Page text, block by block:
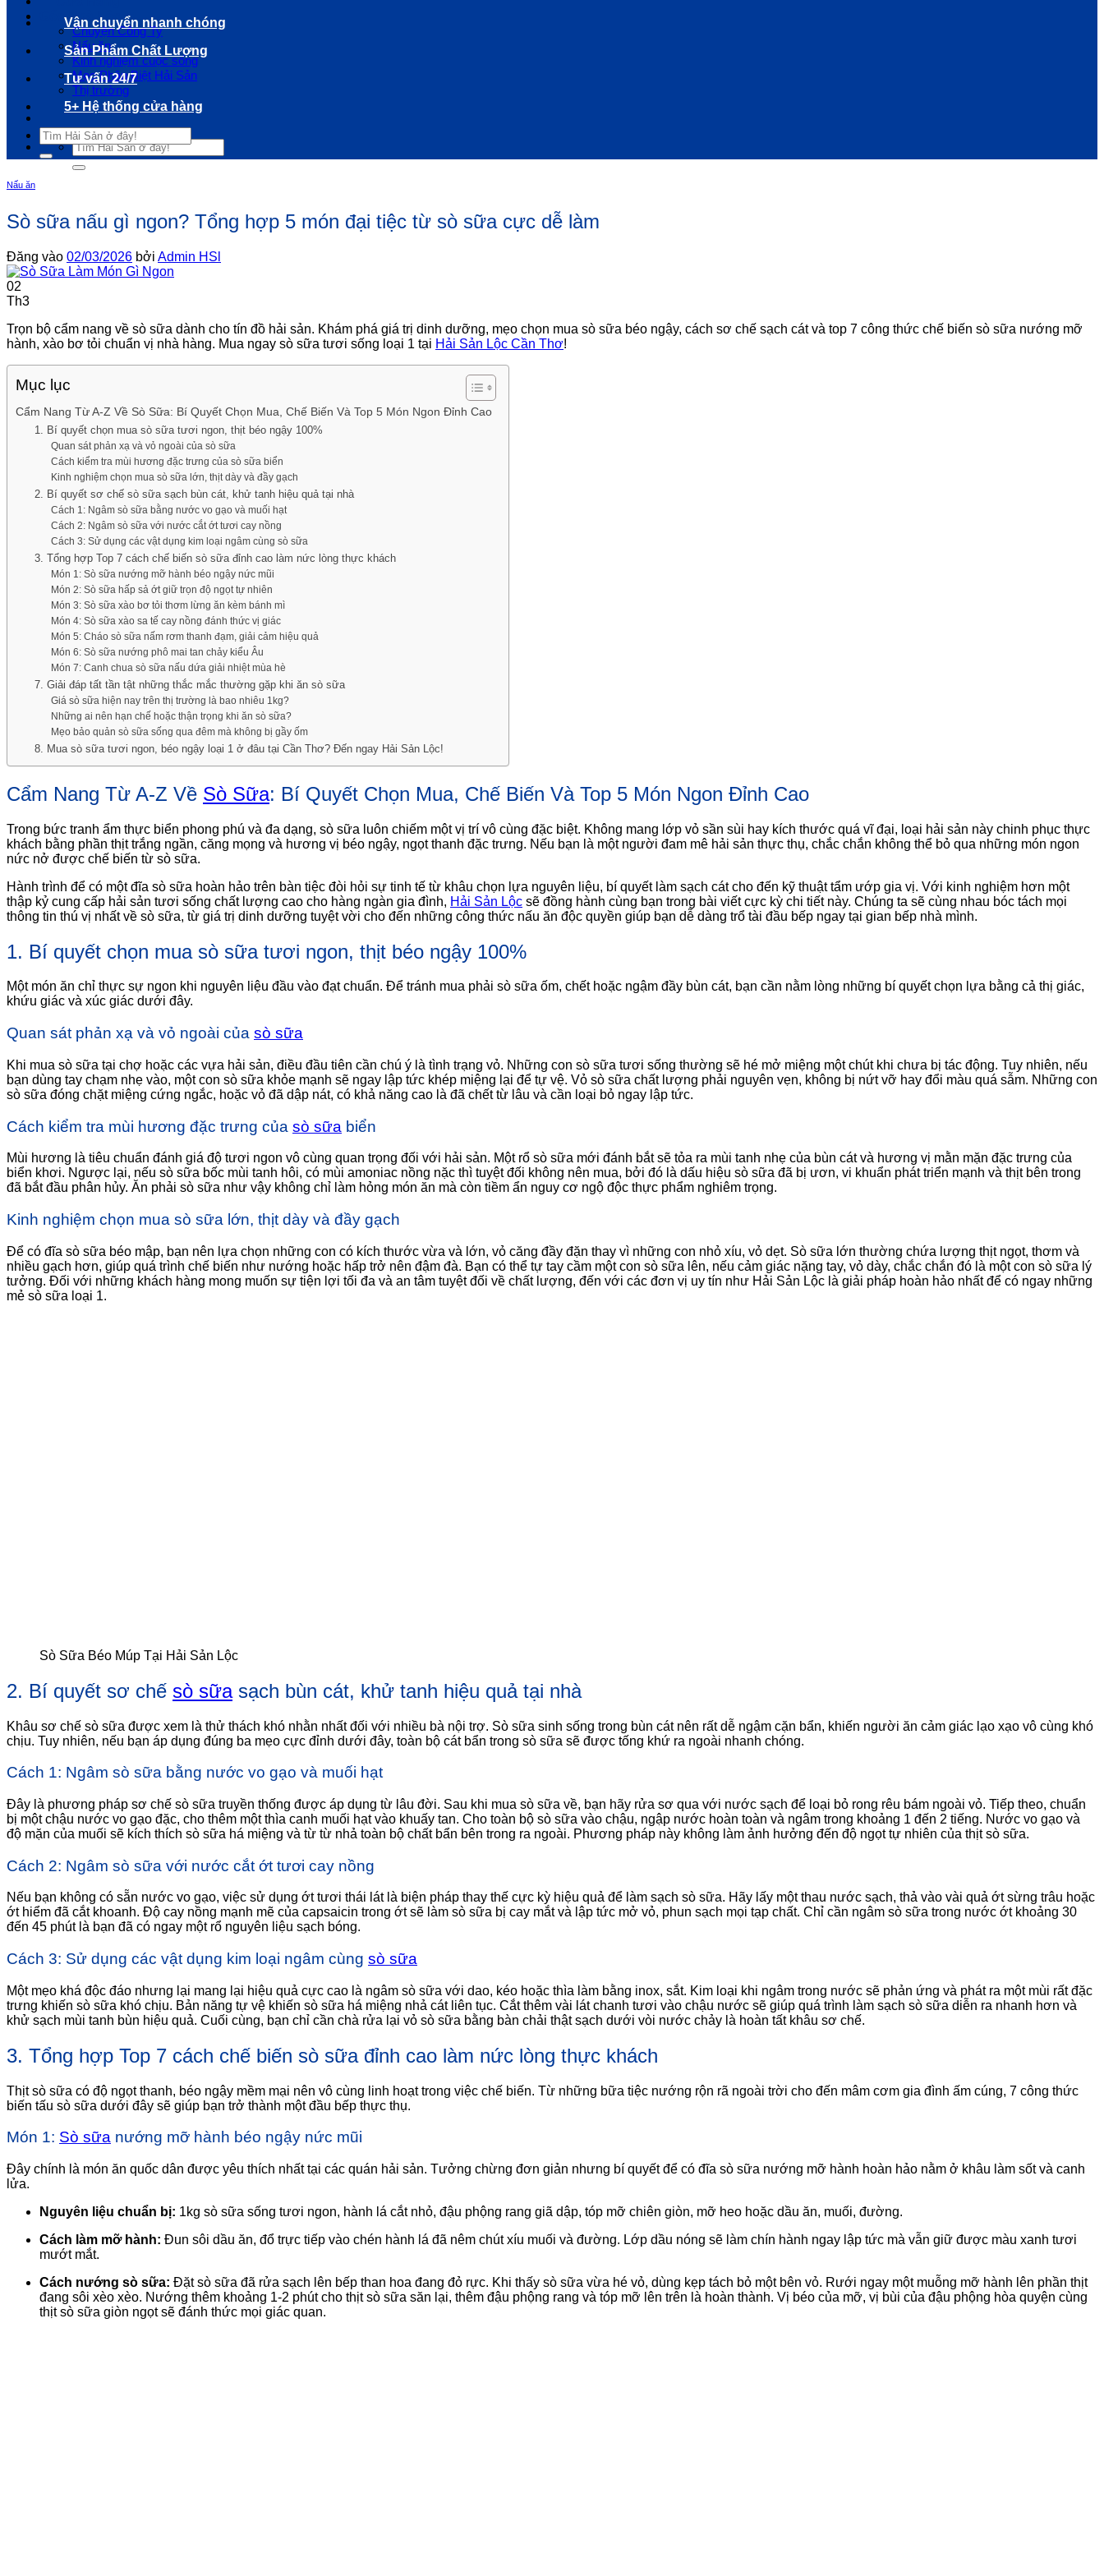
Gốc Nhà Lộc
Chuyện Công Ty
Nấu ăn
Kinh nghiệm cuộc sống
Mẹo Phân Biệt Hải Sản
Thị trường
Tìm
kiếm:
Vận chuyển nhanh chóng
Sản Phẩm Chất Lượng
Tư vấn 24/7
5+ Hệ thống cửa hàng
Tìm
kiếm:
Nấu ăn
Sò sữa nấu gì ngon? Tổng hợp 5 món đại tiệc từ sò sữa cực dễ làm
Đăng vào 02/03/2026 bởi Admin HSl
02
Th3
Trọn bộ cẩm nang về sò sữa dành cho tín đồ hải sản. Khám phá giá trị dinh dưỡng, mẹo chọn mua sò sữa béo ngậy, cách sơ chế sạch cát và top 7 công thức chế biến sò sữa nướng mỡ
hành, xào bơ tỏi chuẩn vị nhà hàng. Mua ngay sò sữa tươi sống loại 1 tại Hải Sản Lộc Cần Thơ!
Mục lục
Cẩm Nang Từ A-Z Về Sò Sữa: Bí Quyết Chọn Mua, Chế Biến Và Top 5 Món Ngon Đỉnh Cao
1. Bí quyết chọn mua sò sữa tươi ngon, thịt béo ngậy 100%
Quan sát phản xạ và vỏ ngoài của sò sữa
Cách kiểm tra mùi hương đặc trưng của sò sữa biển
Kinh nghiệm chọn mua sò sữa lớn, thịt dày và đầy gạch
2. Bí quyết sơ chế sò sữa sạch bùn cát, khử tanh hiệu quả tại nhà
Cách 1: Ngâm sò sữa bằng nước vo gạo và muối hạt
Cách 2: Ngâm sò sữa với nước cắt ớt tươi cay nồng
Cách 3: Sử dụng các vật dụng kim loại ngâm cùng sò sữa
3. Tổng hợp Top 7 cách chế biến sò sữa đỉnh cao làm nức lòng thực khách
Món 1: Sò sữa nướng mỡ hành béo ngậy nức mũi
Món 2: Sò sữa hấp sả ớt giữ trọn độ ngọt tự nhiên
Món 3: Sò sữa xào bơ tỏi thơm lừng ăn kèm bánh mì
Món 4: Sò sữa xào sa tế cay nồng đánh thức vị giác
Món 5: Cháo sò sữa nấm rơm thanh đạm, giải cảm hiệu quả
Món 6: Sò sữa nướng phô mai tan chảy kiểu Âu
Món 7: Canh chua sò sữa nấu dứa giải nhiệt mùa hè
7. Giải đáp tất tần tật những thắc mắc thường gặp khi ăn sò sữa
Giá sò sữa hiện nay trên thị trường là bao nhiêu 1kg?
Những ai nên hạn chế hoặc thận trọng khi ăn sò sữa?
Mẹo bảo quản sò sữa sống qua đêm mà không bị gầy ốm
8. Mua sò sữa tươi ngon, béo ngậy loại 1 ở đâu tại Cần Thơ? Đến ngay Hải Sản Lộc!
Cẩm Nang Từ A-Z Về Sò Sữa: Bí Quyết Chọn Mua, Chế Biến Và Top 5 Món Ngon Đỉnh Cao
Trong bức tranh ẩm thực biển phong phú và đa dạng, sò sữa luôn chiếm một vị trí vô cùng đặc biệt. Không mang lớp vỏ sần sùi hay kích thước quá vĩ đại, loại hải sản này chinh phục thực
khách bằng phần thịt trắng ngần, căng mọng và hương vị béo ngậy, ngọt thanh đặc trưng. Nếu bạn là một người đam mê hải sản thực thụ, chắc chắn không thể bỏ qua những món ngon
nức nở được chế biến từ sò sữa.
Hành trình để có một đĩa sò sữa hoàn hảo trên bàn tiệc đòi hỏi sự tinh tế từ khâu chọn lựa nguyên liệu, bí quyết làm sạch cát cho đến kỹ thuật tẩm ướp gia vị. Với kinh nghiệm hơn một
thập kỷ cung cấp hải sản tươi sống chất lượng cao cho hàng ngàn gia đình, Hải Sản Lộc sẽ đồng hành cùng bạn trong bài viết cực kỳ chi tiết này. Chúng ta sẽ cùng nhau bóc tách mọi
thông tin thú vị nhất về sò sữa, từ giá trị dinh dưỡng tuyệt vời cho đến những công thức nấu ăn độc quyền giúp bạn dễ dàng trổ tài đầu bếp ngay tại gian bếp nhà mình.
1. Bí quyết chọn mua sò sữa tươi ngon, thịt béo ngậy 100%
Một món ăn chỉ thực sự ngon khi nguyên liệu đầu vào đạt chuẩn. Để tránh mua phải sò sữa ốm, chết hoặc ngậm đầy bùn cát, bạn cần nằm lòng những bí quyết chọn lựa bằng cả thị giác,
khứu giác và xúc giác dưới đây.
Quan sát phản xạ và vỏ ngoài của sò sữa
Khi mua sò sữa tại chợ hoặc các vựa hải sản, điều đầu tiên cần chú ý là tình trạng vỏ. Những con sò sữa tươi sống thường sẽ hé mở miệng một chút khi chưa bị tác động. Tuy nhiên, nếu
bạn dùng tay chạm nhẹ vào, một con sò sữa khỏe mạnh sẽ ngay lập tức khép miệng lại để tự vệ. Vỏ sò sữa chất lượng phải nguyên vẹn, không bị nứt vỡ hay đổi màu quá sẫm. Những con
sò sữa đóng chặt miệng cứng ngắc, hoặc vỏ đã dập nát, có khả năng cao là đã chết từ lâu và cần loại bỏ ngay lập tức.
Cách kiểm tra mùi hương đặc trưng của sò sữa biển
Mùi hương là tiêu chuẩn đánh giá độ tươi ngon vô cùng quan trọng đối với hải sản. Một rổ sò sữa mới đánh bắt sẽ tỏa ra mùi tanh nhẹ của bùn cát và hương vị mằn mặn đặc trưng của
biển khơi. Ngược lại, nếu sò sữa bốc mùi tanh hôi, có mùi amoniac nồng nặc thì tuyệt đối không nên mua, bởi đó là dấu hiệu sò sữa đã bị ươn, vi khuẩn phát triển mạnh và thịt bên trong
đã bắt đầu phân hủy. Ăn phải sò sữa như vậy không chỉ làm hỏng món ăn mà còn tiềm ẩn nguy cơ ngộ độc thực phẩm nghiêm trọng.
Kinh nghiệm chọn mua sò sữa lớn, thịt dày và đầy gạch
Để có đĩa sò sữa béo mập, bạn nên lựa chọn những con có kích thước vừa và lớn, vỏ căng đầy đặn thay vì những con nhỏ xíu, vỏ dẹt. Sò sữa lớn thường chứa lượng thịt ngọt, thơm và
nhiều gạch hơn, giúp quá trình chế biến như nướng hoặc hấp trở nên đậm đà. Bạn có thể tự tay cầm một con sò sữa lên, nếu cảm giác nặng tay, vỏ dày, chắc chắn đó là một con sò sữa lý
tưởng. Đối với những khách hàng mong muốn sự tiện lợi tối đa và an tâm tuyệt đối về chất lượng, đến với các đơn vị uy tín như Hải Sản Lộc là giải pháp hoàn hảo nhất để có ngay những
mẻ sò sữa loại 1.
Sò Sữa Béo Múp Tại Hải Sản Lộc
2. Bí quyết sơ chế sò sữasạch bùn cát, khử tanh hiệu quả tại nhà
Khâu sơ chế sò sữa được xem là thử thách khó nhằn nhất đối với nhiều bà nội trợ. Sò sữa sinh sống trong bùn cát nên rất dễ ngậm cặn bẩn, khiến người ăn cảm giác lạo xạo vô cùng khó
chịu. Tuy nhiên, nếu bạn áp dụng đúng ba mẹo cực đỉnh dưới đây, toàn bộ cát bẩn trong sò sữa sẽ được tống khứ ra ngoài nhanh chóng.
Cách 1: Ngâm sò sữa bằng nước vo gạo và muối hạt
Đây là phương pháp sơ chế sò sữa truyền thống được áp dụng từ lâu đời. Sau khi mua sò sữa về, bạn hãy rửa sơ qua với nước sạch để loại bỏ rong rêu bám ngoài vỏ. Tiếp theo, chuẩn
bị một chậu nước vo gạo đặc, cho thêm một thìa canh muối hạt vào khuấy tan. Cho toàn bộ sò sữa vào chậu, ngập nước hoàn toàn và ngâm trong khoảng 1 đến 2 tiếng. Nước vo gạo và
độ mặn của muối sẽ kích thích sò sữa há miệng và từ từ nhả toàn bộ chất bẩn bên trong ra ngoài. Phương pháp này không làm ảnh hưởng đến độ ngọt tự nhiên của thịt sò sữa.
Cách 2: Ngâm sò sữa với nước cắt ớt tươi cay nồng
Nếu bạn không có sẵn nước vo gạo, việc sử dụng ớt tươi thái lát là biện pháp thay thế cực kỳ hiệu quả để làm sạch sò sữa. Hãy lấy một thau nước sạch, thả vào vài quả ớt sừng trâu hoặc
ớt hiểm đã cắt khoanh. Độ cay nồng mạnh mẽ của capsaicin trong ớt sẽ làm sò sữa bị cay mắt và lập tức mở vỏ, phun sạch mọi tạp chất. Chỉ cần ngâm sò sữa trong nước ớt khoảng 30
đến 45 phút là bạn đã có ngay một rổ nguyên liệu sạch bóng.
Cách 3: Sử dụng các vật dụng kim loại ngâm cùng sò sữa
Một mẹo khá độc đáo nhưng lại mang lại hiệu quả cực cao là ngâm sò sữa với dao, kéo hoặc thìa làm bằng inox, sắt. Kim loại khi ngâm trong nước sẽ phản ứng và phát ra một mùi rất đặc
trưng khiến sò sữa khó chịu. Bản năng tự vệ khiến sò sữa há miệng nhả cát liên tục. Cắt thêm vài lát chanh tươi vào chậu nước sẽ giúp quá trình làm sạch sò sữa diễn ra nhanh hơn và
khử sạch mùi tanh bùn hiệu quả. Cuối cùng, bạn chỉ cần chà rửa lại vỏ sò sữa bằng bàn chải thật sạch dưới vòi nước chảy là hoàn tất khâu sơ chế.
3. Tổng hợp Top 7 cách chế biến sò sữa đỉnh cao làm nức lòng thực khách
Thịt sò sữa có độ ngọt thanh, béo ngậy mềm mại nên vô cùng linh hoạt trong việc chế biến. Từ những bữa tiệc nướng rộn rã ngoài trời cho đến mâm cơm gia đình ấm cúng, 7 công thức
biến tấu sò sữa dưới đây sẽ giúp bạn trở thành một đầu bếp thực thụ.
Món 1: Sò sữa nướng mỡ hành béo ngậy nức mũi
Đây chính là món ăn quốc dân được yêu thích nhất tại các quán hải sản. Tưởng chừng đơn giản nhưng bí quyết để có đĩa sò sữa nướng mỡ hành hoàn hảo nằm ở khâu làm sốt và canh
lửa.
Nguyên liệu chuẩn bị: 1kg sò sữa sống tươi ngon, hành lá cắt nhỏ, đậu phộng rang giã dập, tóp mỡ chiên giòn, mỡ heo hoặc dầu ăn, muối, đường.
Cách làm mỡ hành: Đun sôi dầu ăn, đổ trực tiếp vào chén hành lá đã nêm chút xíu muối và đường. Lớp dầu nóng sẽ làm chín hành ngay lập tức mà vẫn giữ được màu xanh tươi
mướt mắt.
Cách nướng sò sữa: Đặt sò sữa đã rửa sạch lên bếp than hoa đang đỏ rực. Khi thấy sò sữa vừa hé vỏ, dùng kẹp tách bỏ một bên vỏ. Rưới ngay một muỗng mỡ hành lên phần thịt
đang sôi xèo xèo. Nướng thêm khoảng 1-2 phút cho thịt sò sữa săn lại, thêm đậu phộng rang và tóp mỡ lên trên là hoàn thành. Vị béo của mỡ, vị bùi của đậu phộng hòa quyện cùng
thịt sò sữa giòn ngọt sẽ đánh thức mọi giác quan.